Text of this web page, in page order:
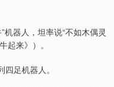
器人，坦率说“不如木偶灵
起来》）。
足机器人。